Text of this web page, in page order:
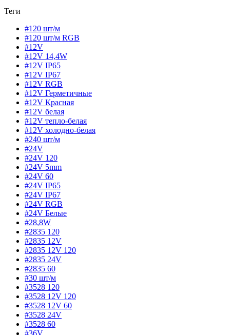
Теги
#120 шт/м
#120 шт/м RGB
#12V
#12V 14,4W
#12V IP65
#12V IP67
#12V RGB
#12V Герметичные
#12V Красная
#12V белая
#12V тепло-белая
#12V холодно-белая
#240 шт/м
#24V
#24V 120
#24V 5mm
#24V 60
#24V IP65
#24V IP67
#24V RGB
#24V Белые
#28,8W
#2835 120
#2835 12V
#2835 12V 120
#2835 24V
#2835 60
#30 шт/м
#3528 120
#3528 12V 120
#3528 12V 60
#3528 24V
#3528 60
#36V